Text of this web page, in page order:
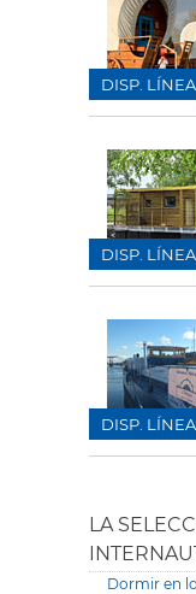
DISP. LÍNEA
DISP. LÍNEA
DISP. LÍNEA
LA
Dormir en